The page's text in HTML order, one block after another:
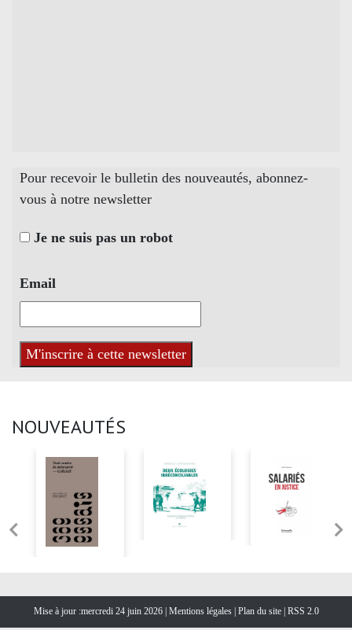
Pour recevoir le bulletin des nouveautés, abonnez-
vous à notre newsletter
Je ne suis pas un robot
Email
NOUVEAUTÉS
Mise à jour :mercredi 24 juin 2026 | Mentions légales | Plan du site |RSS 2.0